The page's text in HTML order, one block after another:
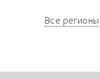
Все регионы